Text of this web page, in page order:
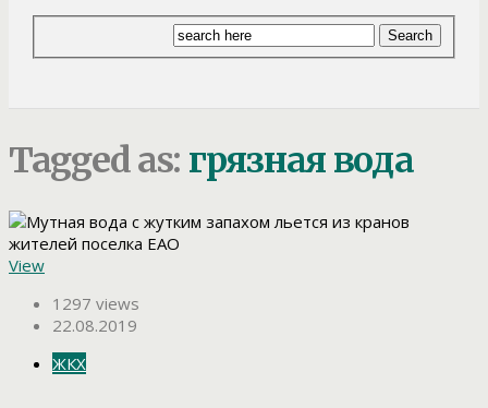
Tagged as: грязная вода
View
1297 views
22.08.2019
ЖКХ